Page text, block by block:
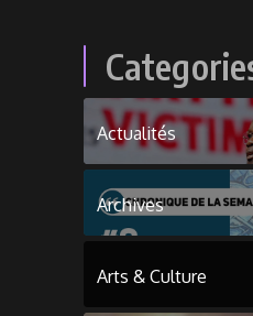
Actualités
Archives
Arts & Culture